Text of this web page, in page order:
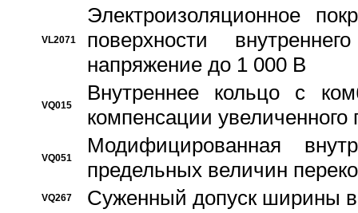
VL2071
Электроизоляционное
поверхности
напряжение до 1 000 В
VQ015
Bнутреннее кольцо с
компенсации увеличенного
VQ051
Модифицированная
предельных величин
VQ267 Суженный допуск ширины